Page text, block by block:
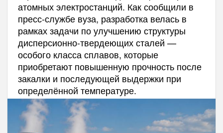
атомных электростанций. Как сообщили в
пресс-службе вуза, разработка велась в
рамках задачи по улучшению структуры
дисперсионно-твердеющих сталей —
особого класса сплавов, которые
приобретают повышенную прочность после
закалки и последующей выдержки при
определённой температуре.